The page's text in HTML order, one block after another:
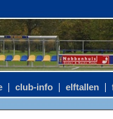
club-info elftallen